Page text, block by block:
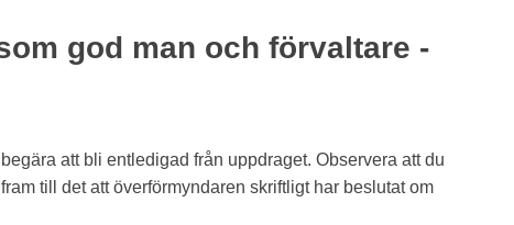
god man och förvaltare -
att bli entledigad från uppdraget. Observera att du
till det att överförmyndaren skriftligt har beslutat om